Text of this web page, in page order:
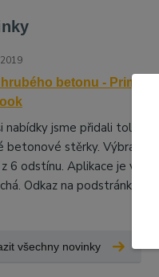
betonu - Primalex
nabídky jsme přidali tolik
betonové stěrky. Výbrat si
6 odstínu. Aplikace je velice
Odkaz na podstránky, kd...
všechny novinky